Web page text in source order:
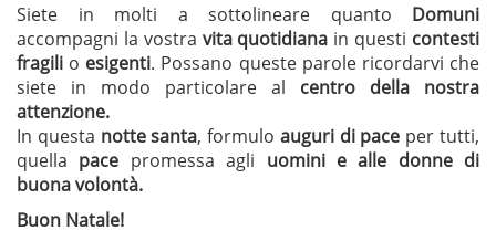
Siete in molti a sottolineare quanto Domuni
accompagni la vostra vita quotidiana in questi contesti
fragili o esigenti. Possano queste parole ricordarvi che
siete in modo particolare al centro della nostra
attenzione.
In questa notte santa, formulo auguri di pace per tutti,
quella pace promessa agli uomini e alle donne di
buona volontà.
Buon Natale!